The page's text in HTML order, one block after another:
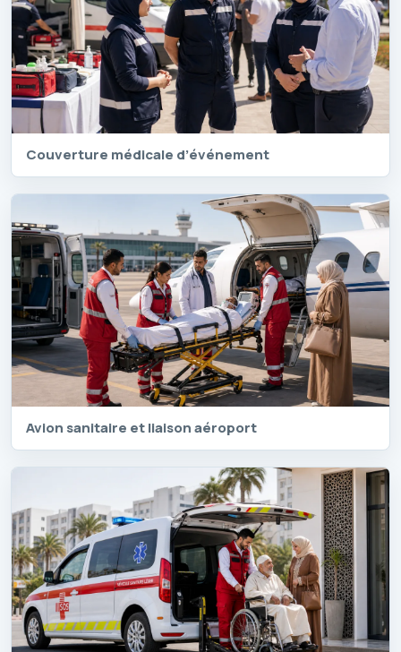
Couverture médicale d’événement
Avion sanitaire et liaison aéroport